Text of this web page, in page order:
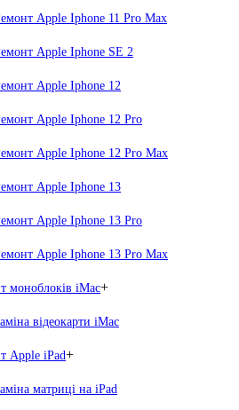
Apple Iphone 11 Pro Max
Apple Iphone SE 2
Apple Iphone 12
Apple Iphone 12 Pro
Apple Iphone 12 Pro Max
Apple Iphone 13
Apple Iphone 13 Pro
Apple Iphone 13 Pro Max
моноблоків iMac+
відеокарти iMac
Apple iPad+
матриці на iPad